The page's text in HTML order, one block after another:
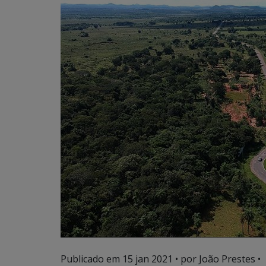
Publicado em 15 jan 2021 • por João Prestes •